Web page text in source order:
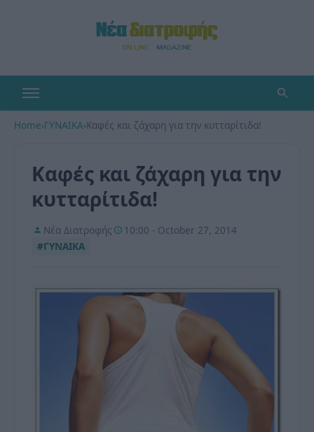
Home›ΓΥΝΑΙΚΑ›Καφές και ζάχαρη για την κυτταρίτιδα!
Καφές και ζάχαρη για την
κυτταρίτιδα!
Νέα Διατροφής
10:00 - October 27, 2014
#ΓΥΝΑΙΚΑ